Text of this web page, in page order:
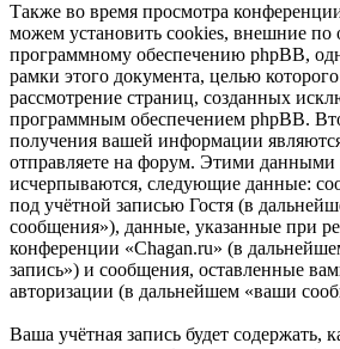
Также во время просмотра
можем установить cookies, внешние
программному обеспечению phpBB,
рамки этого документа, целью которого
рассмотрение страниц, созданных
программным обеспечением phpBB.
получения вашей информации
отправляете на форум. Этими данными
исчерпываются, следующие данные:
под учётной записью Гостя (в
сообщения»), данные, указанные при
конференции «Chagan.ru» (в
запись») и сообщения, оставленные
авторизации (в дальнейшем «ваши
Ваша учётная запись будет содержать,